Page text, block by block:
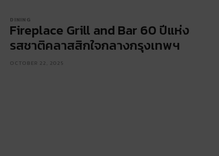
DINING
Fireplace Grill and Bar 60 ปีแห่ง
รสชาติคลาสสิกใจกลางกรุงเทพฯ
OCTOBER 22, 2025